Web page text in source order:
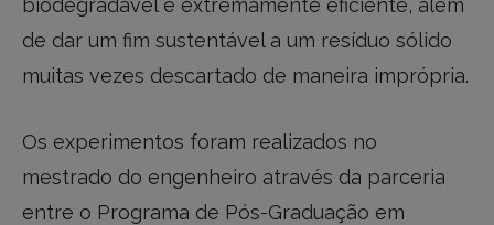
biodegradável e extremamente eficiente, além
de dar um fim sustentável a um resíduo sólido
muitas vezes descartado de maneira imprópria.
Os experimentos foram realizados no
mestrado do engenheiro através da parceria
entre o Programa de Pós-Graduação em